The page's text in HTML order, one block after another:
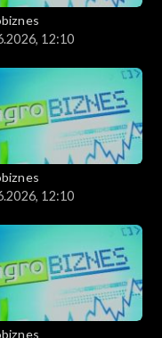
12:10
12:10